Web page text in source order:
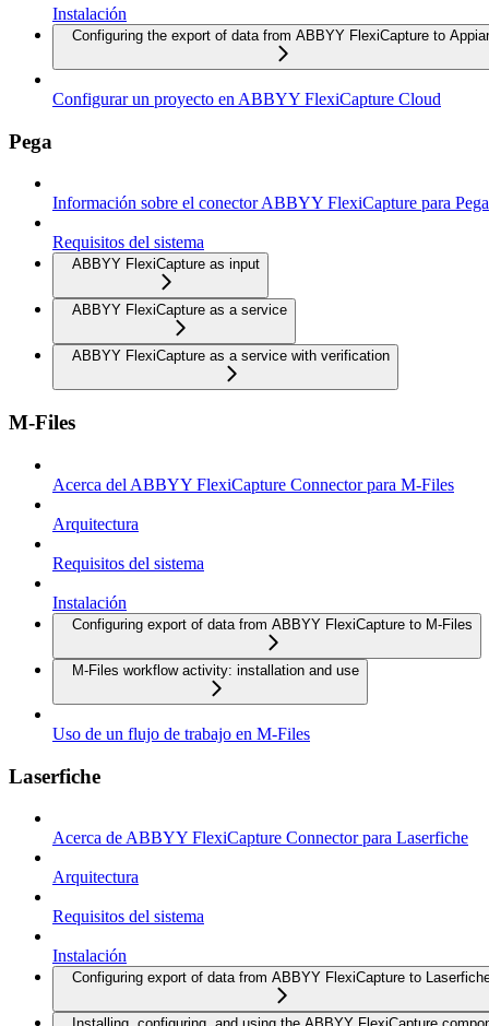
Instalación
Configuring the export of data from ABBYY FlexiCapture to
Configurar un proyecto en ABBYY FlexiCapture Cloud
Pega
Información sobre el conector ABBYY FlexiCapture para Pega
Requisitos del sistema
ABBYY FlexiCapture as input
ABBYY FlexiCapture as a service
ABBYY FlexiCapture as a service with verification
M-Files
Acerca del ABBYY FlexiCapture Connector para M-Files
Arquitectura
Requisitos del sistema
Instalación
Configuring export of data from ABBYY FlexiCapture to M-Files
M-Files workflow activity: installation and use
Uso de un flujo de trabajo en M-Files
Laserfiche
Acerca de ABBYY FlexiCapture Connector para Laserfiche
Arquitectura
Requisitos del sistema
Instalación
Configuring export of data from ABBYY FlexiCapture to